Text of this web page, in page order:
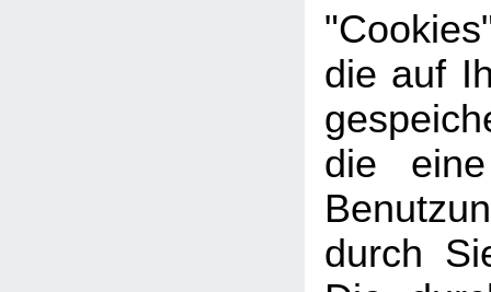
die auf
die
durch